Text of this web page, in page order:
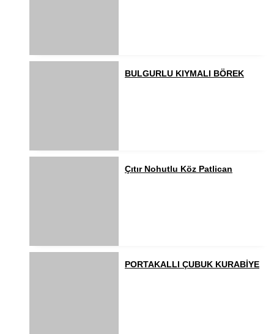
BULGURLU KIYMALI BÖREK
Çıtır Nohutlu Köz Patlican
PORTAKALLI ÇUBUK KURABİYE